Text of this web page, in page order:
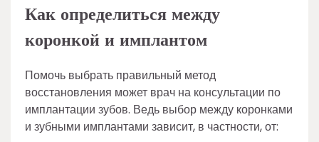
Как определиться между
коронкой и имплантом
Помочь выбрать правильный метод
восстановления может врач на консультации по
имплантации зубов. Ведь выбор между коронками
и зубными имплантами зависит, в частности, от: